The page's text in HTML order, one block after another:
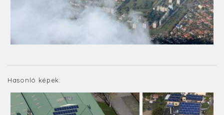
Hasonló képek: